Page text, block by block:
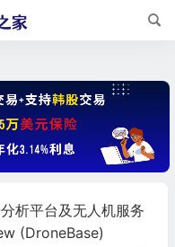
析平台及无人机服务
(DroneBase)